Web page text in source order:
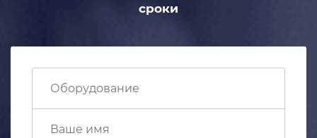
сроки